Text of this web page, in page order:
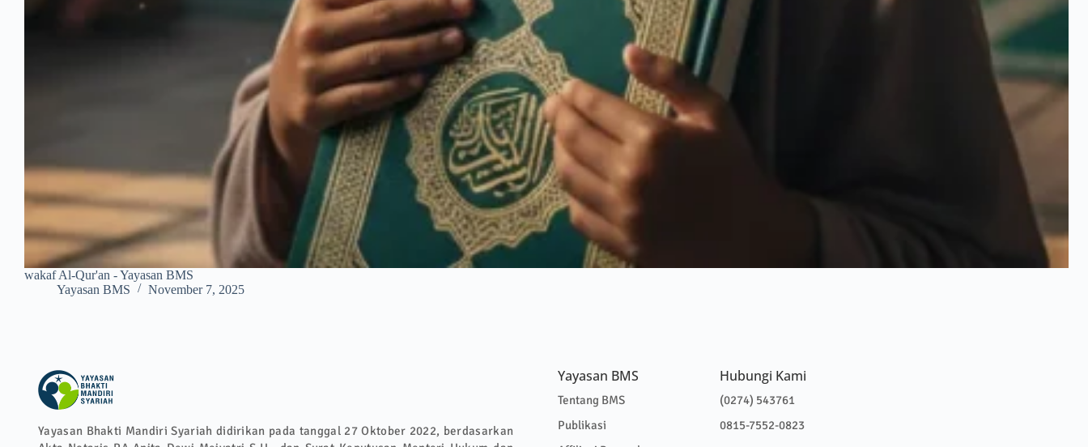
wakaf Al-Qur'an - Yayasan BMS
Yayasan BMS
November 7, 2025
Yayasan Bhakti Mandiri Syariah didirikan pada tanggal 27 Oktober 2022, berdasarkan
Yayasan BMS
Tentang BMS
Publikasi
Hubungi Kami
(0274) 543761
0815-7552-0823